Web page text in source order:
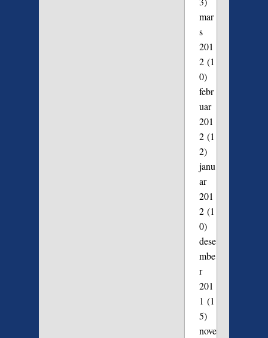
mar
s
201
2(1
0)
febr
uar
201
2(1
2)
janu
ar
201
2(1
0)
dese
mbe
r
201
1 (1
5)
nove